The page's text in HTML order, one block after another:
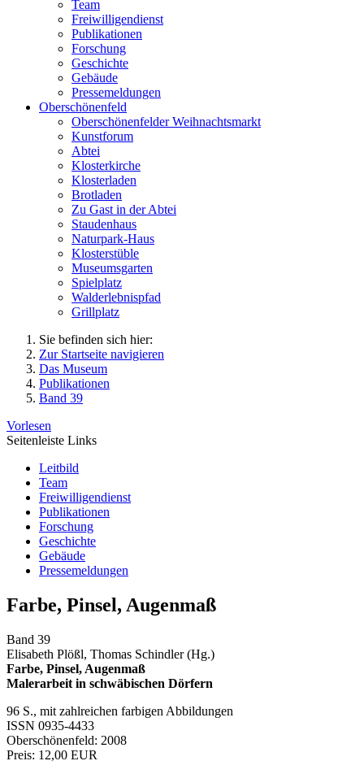
Team
Freiwilligendienst
Publikationen
Forschung
Geschichte
Gebäude
Pressemeldungen
Oberschönenfeld
Oberschönenfelder Weihnachtsmarkt
Kunstforum
Abtei
Klosterkirche
Klosterladen
Brotladen
Zu Gast in der Abtei
Staudenhaus
Naturpark-Haus
Klosterstüble
Museumsgarten
Spielplatz
Walderlebnispfad
Grillplatz
Sie befinden sich hier:
Zur Startseite navigieren
Das Museum
Publikationen
Band 39
Vorlesen
Seitenleiste Links
Leitbild
Team
Freiwilligendienst
Publikationen
Forschung
Geschichte
Gebäude
Pressemeldungen
Farbe, Pinsel, Augenmaß
Band 39
Elisabeth Plößl, Thomas Schindler (Hg.)
Farbe, Pinsel, Augenmaß
Malerarbeit in schwäbischen Dörfern
96 S., mit zahlreichen farbigen Abbildungen
ISSN 0935-4433
Oberschönenfeld: 2008
Preis: 12,00 EUR